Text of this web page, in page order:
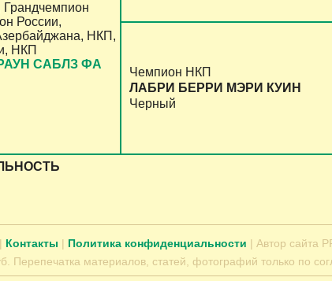
Грандчемпион
России,
НКП,
НКП
САБЛЗ ФА
Чемпион НКП
ЛАБРИ БЕРРИ МЭРИ КУИН
Черный
| Контакты | Политика конфиденциальности | Автор сайта
Перепечатка материалов, статей, фотографий только по